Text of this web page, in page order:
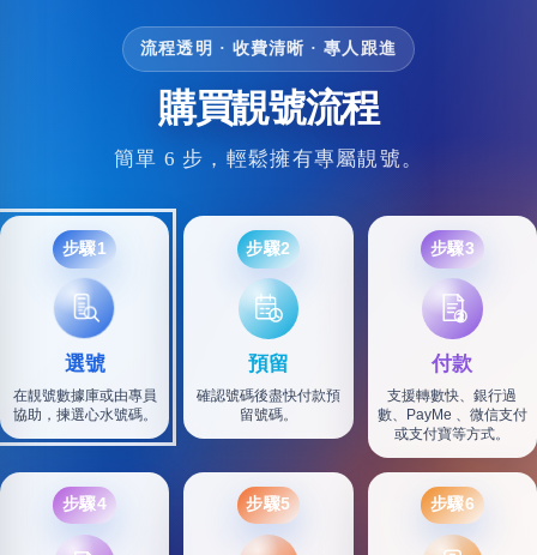
流程透明 · 收費清晰 · 專人跟進
購買靚號流程
簡單 6 步，輕鬆擁有專屬靚號。
步驟1
選號
在靚號數據庫或由專員
協助，揀選心水號碼。
步驟2
預留
確認號碼後盡快付款預
留號碼。
步驟3
付款
支援轉數快、銀行過
數、PayMe 、微信支付
或支付寶等方式。
步驟4 步驟5 步驟6